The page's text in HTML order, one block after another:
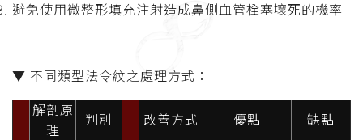
避免使用微整形填充注射造成鼻側血管栓塞壞死的機率
▼ 不同類型法令紋之處理方式：
解剖原
理
判別 改善方式 優點 缺點